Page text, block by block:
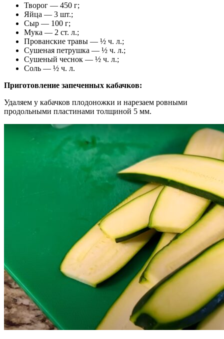
Творог — 450 г;
Яйца — 3 шт.;
Сыр — 100 г;
Мука — 2 ст. л.;
Прованские травы — ½ ч. л.;
Сушеная петрушка — ½ ч. л.;
Сушеный чеснок — ½ ч. л.;
Соль — ½ ч. л.
Приготовление запеченных кабачков:
Удаляем у кабачков плодоножки и нарезаем ровными
продольными пластинами толщиной 5 мм.